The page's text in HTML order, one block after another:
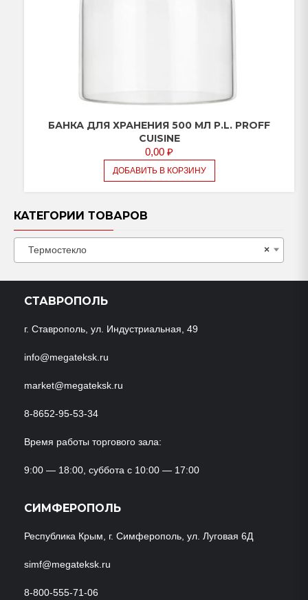
БАНКА ДЛЯ ХРАНЕНИЯ 500 МЛ P.L. PROFF
CUISINE
0,00 ₽
ДОБАВИТЬ В КОРЗИНУ
КАТЕГОРИИ ТОВАРОВ
×
Термостекло
СТАВРОПОЛЬ
г. Ставрополь, ул. Индустриальная, 49
info@megateksk.ru
market@megateksk.ru
8-8652-95-53-34
Время работы торгового зала:
9:00 — 18:00, суббота с 10:00 — 17:00
СИМФЕРОПОЛЬ
Республика Крым, г. Симферополь, ул. Луговая 6Д
simf@megateksk.ru
8-800-555-71-06